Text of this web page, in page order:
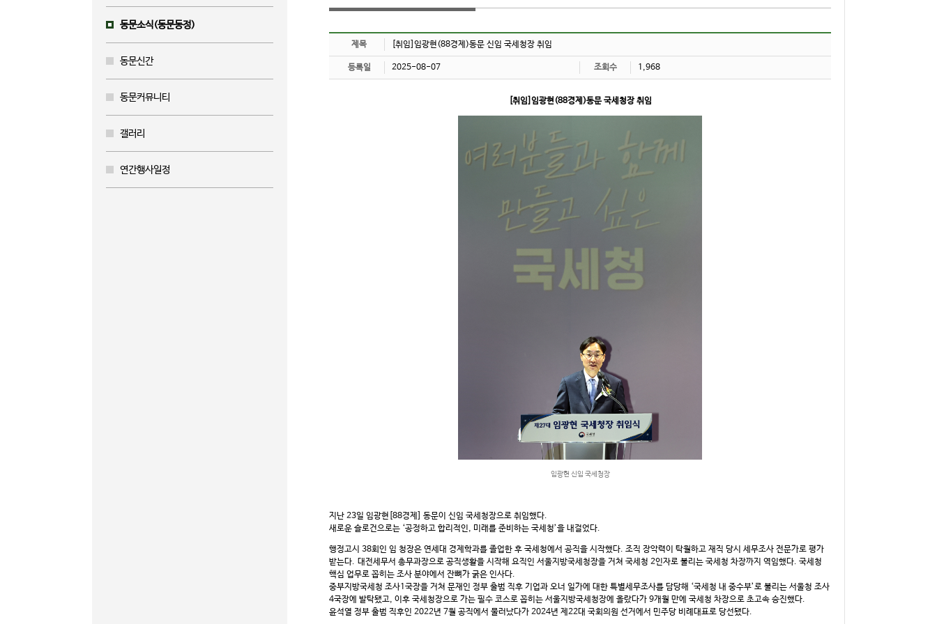
동문소식(동문동정)
동문신간
동문커뮤니티
갤러리
연간행사일정
제목 [취임]임광현(88경제)동문 신임 국세청장 취임
등록일 2025-08-07 조회수 1,968
[취임]임광현(88경제)동문 국세청장 취임
임광현 신임 국세청장
지난 23일 임광현[88경제] 동문이 신임 국세청장으로 취임했다.
새로운 슬로건으로는 ‘공정하고 합리적인, 미래를 준비하는 국세청’을 내걸었다.
행정고시 38회인 임 청장은 연세대 경제학과를 졸업한 후 국세청에서 공직을 시작했다. 조직 장악력이 탁월하고 재직 당시 세무조사 전문가로 평가
받는다. 대전세무서 총무과장으로 공직생활을 시작해 요직인 서울지방국세청장을 거쳐 국세청 2인자로 불리는 국세청 차장까지 역임했다. 국세청
핵심 업무로 꼽히는 조사 분야에서 잔뼈가 굵은 인사다.
중부지방국세청 조사1국장을 거쳐 문재인 정부 출범 직후 기업과 오너 일가에 대한 특별세무조사를 담당해 ‘국세청 내 중수부’로 불리는 서울청 조사
4국장에 발탁됐고, 이후 국세청장으로 가는 필수 코스로 꼽히는 서울지방국세청장에 올랐다가 9개월 만에 국세청 차장으로 초고속 승진했다.
윤석열 정부 출범 직후인 2022년 7월 공직에서 물러났다가 2024년 제22대 국회의원 선거에서 민주당 비례대표로 당선됐다.